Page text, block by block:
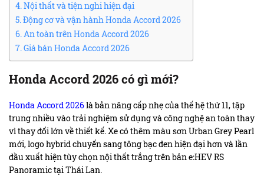
Nội thất và tiện nghi hiện đại
Động cơ và vận hành Honda Accord 2026
An toàn trên Honda Accord 2026
Giá bán Honda Accord 2026
Honda Accord 2026 có gì mới?
Honda Accord 2026là bản nâng cấp nhẹ của thế hệ thứ 11, tập
trung nhiều vào trải nghiệm sử dụng và công nghệ an toàn thay
vì thay đổi lớn về thiết kế. Xe có thêm màu sơn Urban Grey Pearl
mới, logo hybrid chuyển sang tông bạc đen hiện đại hơn và lần
đầu xuất hiện tùy chọn nội thất trắng trên bản e:HEV RS
Panoramic tại Thái Lan.